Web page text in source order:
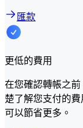
匯款
更低的費用
在您確認轉帳之
楚了解您支付的
可以節省更多。